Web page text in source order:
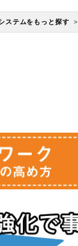
ステムをもっと探す >